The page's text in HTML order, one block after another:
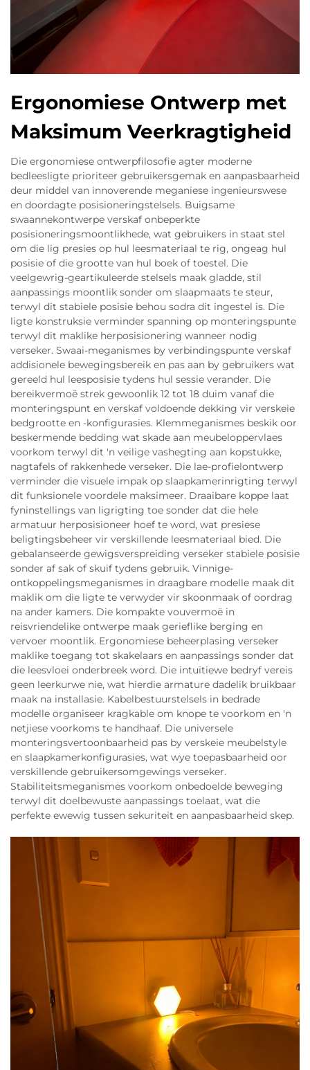
Ergonomiese Ontwerp met
Maksimum Veerkragtigheid
Die ergonomiese ontwerpfilosofie agter moderne
bedleesligte prioriteer gebruikersgemak en aanpasbaarheid
deur middel van innoverende meganiese ingenieurswese
en doordagte posisioneringstelsels. Buigsame
swaannekontwerpe verskaf onbeperkte
posisioneringsmoontlikhede, wat gebruikers in staat stel
om die lig presies op hul leesmateriaal te rig, ongeag hul
posisie of die grootte van hul boek of toestel. Die
veelgewrig-geartikuleerde stelsels maak gladde, stil
aanpassings moontlik sonder om slaapmaats te steur,
terwyl dit stabiele posisie behou sodra dit ingestel is. Die
ligte konstruksie verminder spanning op monteringspunte
terwyl dit maklike herposisionering wanneer nodig
verseker. Swaai-meganismes by verbindingspunte verskaf
addisionele bewegingsbereik en pas aan by gebruikers wat
gereeld hul leesposisie tydens hul sessie verander. Die
bereikvermoë strek gewoonlik 12 tot 18 duim vanaf die
monteringspunt en verskaf voldoende dekking vir verskeie
bedgrootte en -konfigurasies. Klemmeganismes beskik oor
beskermende bedding wat skade aan meubeloppervlaes
voorkom terwyl dit 'n veilige vashegting aan kopstukke,
nagtafels of rakkenhede verseker. Die lae-profielontwerp
verminder die visuele impak op slaapkamerinrigting terwyl
dit funksionele voordele maksimeer. Draaibare koppe laat
fyninstellings van ligrigting toe sonder dat die hele
armatuur herposisioneer hoef te word, wat presiese
beligtingsbeheer vir verskillende leesmateriaal bied. Die
gebalanseerde gewigsverspreiding verseker stabiele posisie
sonder af sak of skuif tydens gebruik. Vinnige-
ontkoppelingsmeganismes in draagbare modelle maak dit
maklik om die ligte te verwyder vir skoonmaak of oordrag
na ander kamers. Die kompakte vouvermoë in
reisvriendelike ontwerpe maak gerieflike berging en
vervoer moontlik. Ergonomiese beheerplasing verseker
maklike toegang tot skakelaars en aanpassings sonder dat
die leesvloei onderbreek word. Die intuïtiewe bedryf vereis
geen leerkurwe nie, wat hierdie armature dadelik bruikbaar
maak na installasie. Kabelbestuurstelsels in bedrade
modelle organiseer kragkable om knope te voorkom en 'n
netjiese voorkoms te handhaaf. Die universele
monteringsvertoonbaarheid pas by verskeie meubelstyle
en slaapkamerkonfigurasies, wat wye toepasbaarheid oor
verskillende gebruikersomgewings verseker.
Stabiliteitsmeganismes voorkom onbedoelde beweging
terwyl dit doelbewuste aanpassings toelaat, wat die
perfekte ewewig tussen sekuriteit en aanpasbaarheid skep.